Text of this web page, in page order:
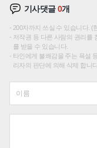
기사댓글0개
200자까지 쓰실 수 있습니다. (
저작권 등 다른 사람의 권리를
를 받을 수 있습니다.
타인에게 불쾌감을 주는 욕설
리자의 판단에 의해 삭제 합니